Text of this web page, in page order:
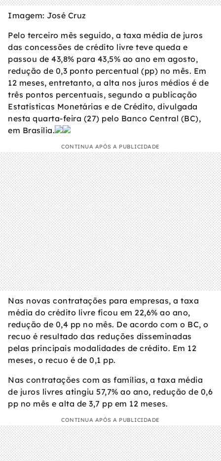
Imagem: José Cruz
Pelo terceiro mês seguido, a taxa média de juros
das concessões de crédito livre teve queda e
passou de 43,8% para 43,5% ao ano em agosto,
redução de 0,3 ponto percentual (pp) no mês. Em
12 meses, entretanto, a alta nos juros médios é de
três pontos percentuais, segundo a publicação
Estatísticas Monetárias e de Crédito, divulgada
nesta quarta-feira (27) pelo Banco Central (BC),
em Brasília.
CONTINUA APÓS A PUBLICIDADE
Nas novas contratações para empresas, a taxa
média do crédito livre ficou em 22,6% ao ano,
redução de 0,4 pp no mês. De acordo com o BC, o
recuo é resultado das reduções disseminadas
pelas principais modalidades de crédito. Em 12
meses, o recuo é de 0,1 pp.
Nas contratações com as famílias, a taxa média
de juros livres atingiu 57,7% ao ano, redução de 0,6
pp no mês e alta de 3,7 pp em 12 meses.
CONTINUA APÓS A PUBLICIDADE